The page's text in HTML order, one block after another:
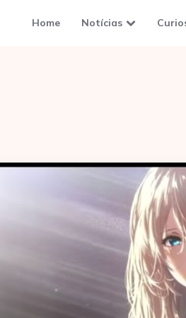
Home Notícias